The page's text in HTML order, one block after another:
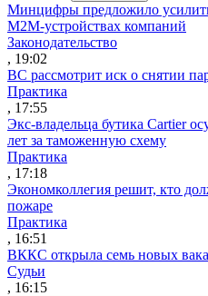
Минцифры предложило
M2M-устройствах компаний
Законодательство
, 19:02
ВС рассмотрит иск о снятии
Практика
, 17:55
Экс-владельца бутика Cartier
лет за таможенную схему
Практика
, 17:18
Экономколлегия решит, кто
пожаре
Практика
, 16:51
ВККС открыла семь новых
Судьи
, 16:15